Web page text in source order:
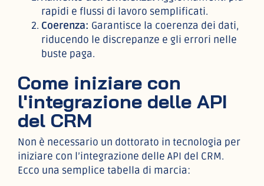
rapidi e flussi di lavoro semplificati.
Coerenza: Garantisce la coerenza dei dati,
riducendo le discrepanze e gli errori nelle
buste paga.
Come iniziare con
l'integrazione delle API
del CRM
Non è necessario un dottorato in tecnologia per
iniziare con l’integrazione delle API del CRM.
Ecco una semplice tabella di marcia: